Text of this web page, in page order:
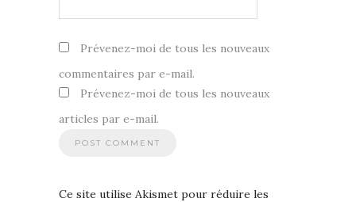
Prévenez-moi de tous les nouveaux
commentaires par e-mail.
Prévenez-moi de tous les nouveaux
articles par e-mail.
Ce site utilise Akismet pour réduire les